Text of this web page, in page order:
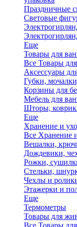
Праздничные
Световые
Еще
Товары для
Все Товары
Аксессуары
Губки,
Корзины для
Мебель для
Шторы,
Еще
Хранение и
Все Хранение
Вешалки,
Дождевики,
Рожки,
Стельки,
Чехлы и
Этажерки и
Еще
Термометры
Товары для
Все Товары